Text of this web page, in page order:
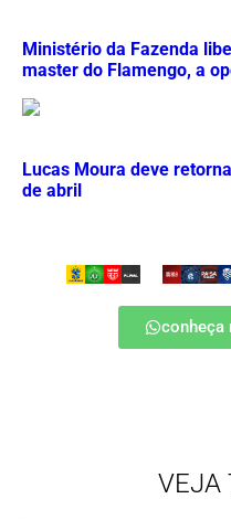
Ministério da Fazenda
master do Flamengo, a
Lucas Moura deve
de abril
conheça
VEJA